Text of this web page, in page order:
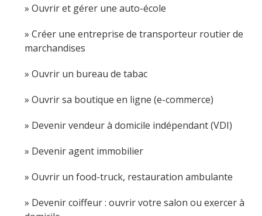
Ouvrir et gérer une auto-école
Créer une entreprise de transporteur routier de
marchandises
Ouvrir un bureau de tabac
Ouvrir sa boutique en ligne (e-commerce)
Devenir vendeur à domicile indépendant (VDI)
Devenir agent immobilier
Ouvrir un food-truck, restauration ambulante
Devenir coiffeur : ouvrir votre salon ou exercer à